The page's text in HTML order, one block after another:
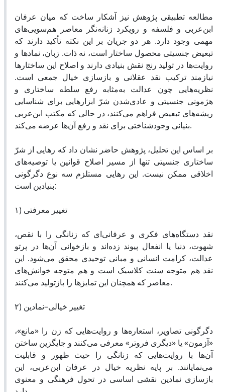
مطالعه تطبیقی پژوهش نیز آشکار ساخت که میان عرفان
ابن‌عربی و فلسفه و رویکرد زنانه‌نگر معاصر هم‌سویی‌های
مهمی وجود دارد. هر دو جریان بر این نکته تأکید دارند که
تبعیض جنسیتی محصول ساختار است، نه ذات. زبان، نمادها و
روایت‌ها در تولید رنج نقش بنیادی دارند و اصلاح این ساختارها
نیازمند ترکیب نقد عقلانی و بازسازی خیال جمعی است.
نظریه‌هایی چون عدالت به‌مثابه رفع سلطه ساختاری و
هژمونی جنسیتی و عادی‌شدن شرّ ابزارهایی برای شناسایی
ریشه‌های تبعیض فراهم می‌کنند، در حالی که مکتب ابن‌عربی
بنیانی وجودشناختی برای نقد و رفع آن‌ها عرضه می‌کند.
بر اساس این تحلیل، پژوهش حاضر نشان داد که رهایی از شرّ
ساختاری جنسیتی تنها از مسیر اصلاح قوانین یا توصیه‌های
اخلاقی ممکن نیست. این رهایی مستلزم سه نوع دگرگونی
بنیادین است:
۱) تغییر معرفتی
نقد دستگاه‌های فکری و عرفانی‌ای که زنانگی را با نقص،
شهوت، دنیا یا انفعال پیوند زده‌اند و بازخوانی آن‌ها در پرتو
عدالت، کرامت انسانی و مبانی توحیدی محقق می‌شود. این
نقد هم متوجه سنت کلاسیک است و هم متوجه خوانش‌های
معاصر که همچنان این تمایزها را بازتولید می‌کنند.
۲) تغییر خیالی–نمادین
دگرگونی تصاویر، استعاره‌ها و روایت‌هایی که زن را «مانع»،
«آزمون» یا «دیگری فروتر» معرفی می‌کنند و جایگزین ساختن
آن‌ها با روایت‌هایی که زنانگی را حیث ظهور و قابلیت
می‌نمایانند. بر پایه نظریه خیال در عرفان ابن‌عربی، این
بازسازی نمادین نقشی اساسی در تحول فرهنگی و معنوی